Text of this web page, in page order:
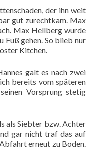
der ihn weit
gut zurechtkam. Max
Max Hellberg wurde
Fuß gehen. So blieb nur
Kitchen.
galt es nach zwei
bereits vom späteren
Vorsprung stetig
als Siebter bzw. Achter
gar nicht traf das auf
erneut zu Boden.